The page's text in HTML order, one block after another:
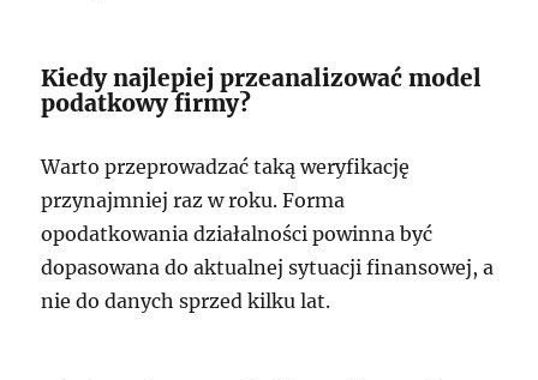
Kiedy najlepiej przeanalizować model
podatkowy firmy?
Warto przeprowadzać taką weryfikację
przynajmniej raz w roku. Forma
opodatkowania działalności powinna być
dopasowana do aktualnej sytuacji finansowej, a
nie do danych sprzed kilku lat.